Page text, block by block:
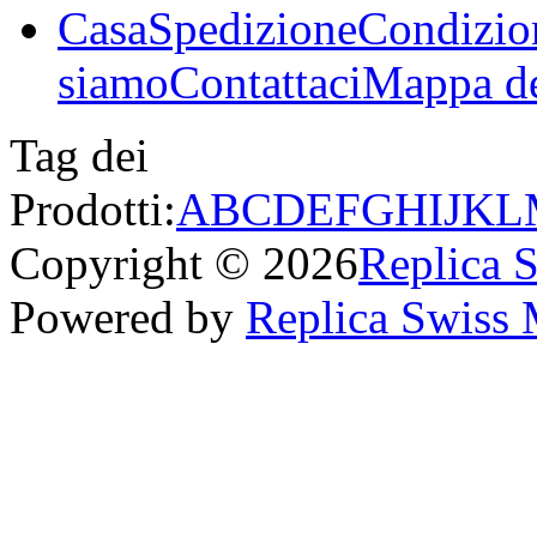
CasaSpedizione
siamoContattaciMappa
Tag dei
Prodotti:ABCDEFGHIJKL
Copyright © 2026Replica
Powered by Replica Swiss